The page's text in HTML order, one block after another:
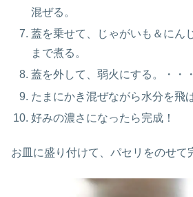
混ぜる。
蓋を乗せて、じゃがいも＆にん
まで煮る。
蓋を外して、弱火にする。・・
たまにかき混ぜながら水分を飛
好みの濃さになったら完成！
お皿に盛り付けて、パセリをのせて